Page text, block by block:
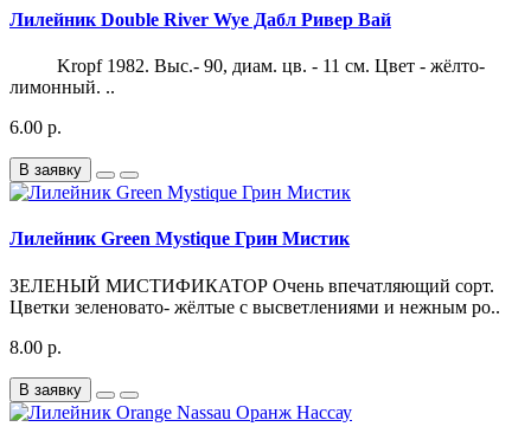
Лилейник Double River Wye Дабл Ривер Вай
Kropf 1982. Выс.- 90, диам. цв. - 11 см. Цвет - жёлто-
лимонный. ..
6.00 р.
В заявку
Лилейник Green Mystique Грин Мистик
ЗЕЛЕНЫЙ МИСТИФИКАТОР Очень впечатляющий сорт.
Цветки зеленовато- жёлтые с высветлениями и нежным ро..
8.00 р.
В заявку